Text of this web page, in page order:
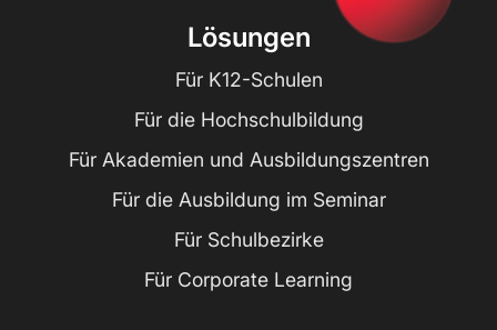
Lösungen
Für K12-Schulen
Für die Hochschulbildung
Für Akademien und Ausbildungszentren
Für die Ausbildung im Seminar
Für Schulbezirke
Für Corporate Learning